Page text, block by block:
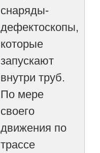
снаряды-
дефектоскопы,
которые
запускают
внутри труб.
По мере
своего
движения по
трассе